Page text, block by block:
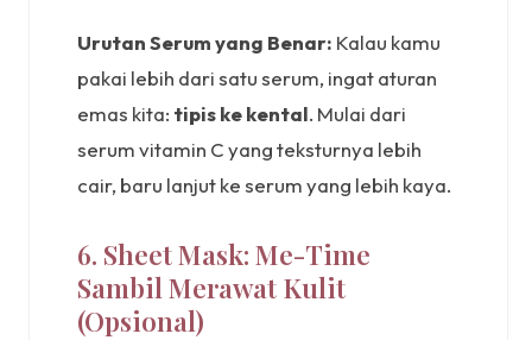
Urutan Serum yang Benar: Kalau kamu
pakai lebih dari satu serum, ingat aturan
emas kita: tipis ke kental. Mulai dari
serum vitamin C yang teksturnya lebih
cair, baru lanjut ke serum yang lebih kaya.
6. Sheet Mask: Me-Time
Sambil Merawat Kulit
(Opsional)